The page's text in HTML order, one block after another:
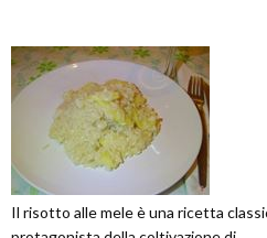
Il risotto alle mele è una ricetta